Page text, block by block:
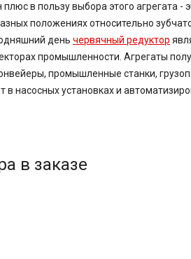
в пользу выбора этого агрегата -
положениях относительно
день червячный редуктор
промышленности. Агрегаты
промышленные станки,
насосных установках и
в заказе